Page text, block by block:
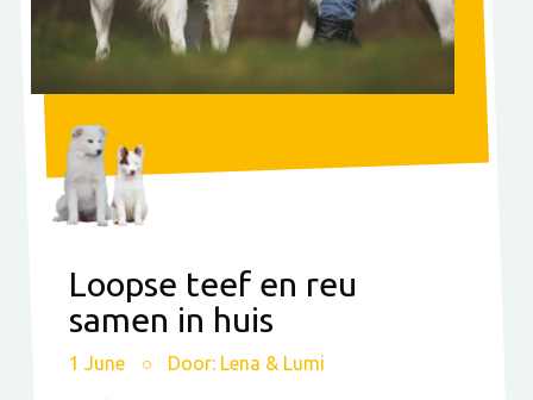
Loopse teef en reu
samen in huis
1 June Door: Lena & Lumi